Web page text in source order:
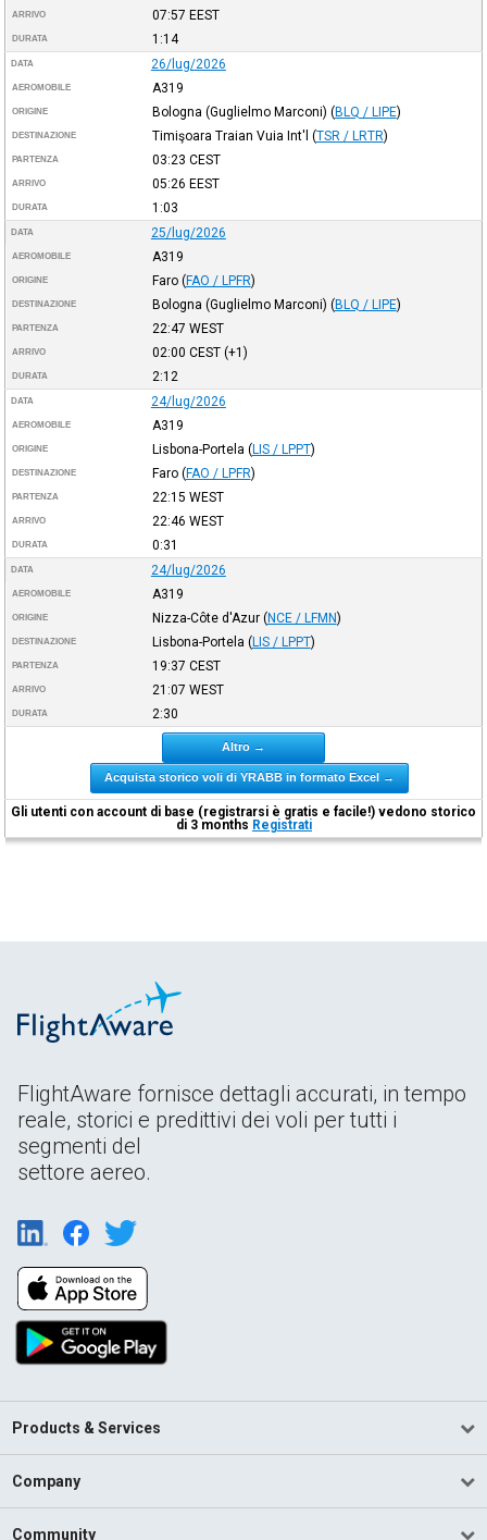
ARRIVO 07:57 EEST
DURATA 1:14
DATA 26/lug/2026
AEROMOBILE A319
ORIGINE Bologna (Guglielmo Marconi) (BLQ / LIPE)
DESTINAZIONE Timişoara Traian Vuia Int'l (TSR / LRTR)
PARTENZA 03:23 CEST
ARRIVO 05:26 EEST
DURATA 1:03
DATA 25/lug/2026
AEROMOBILE A319
ORIGINE Faro (FAO / LPFR)
DESTINAZIONE Bologna (Guglielmo Marconi) (BLQ / LIPE)
PARTENZA 22:47 WEST
ARRIVO 02:00 CEST(+1)
DURATA 2:12
DATA 24/lug/2026
AEROMOBILE A319
ORIGINE Lisbona-Portela (LIS / LPPT)
DESTINAZIONE Faro (FAO / LPFR)
PARTENZA 22:15 WEST
ARRIVO 22:46 WEST
DURATA 0:31
DATA 24/lug/2026
AEROMOBILE A319
ORIGINE Nizza-Côte d'Azur (NCE / LFMN)
DESTINAZIONE Lisbona-Portela (LIS / LPPT)
PARTENZA 19:37 CEST
ARRIVO 21:07 WEST
DURATA 2:30
Altro →
Acquista storico voli di YRABB in formato Excel →
Gli utenti con account di base (registrarsi è gratis e facile!) vedono storico
di 3 months Registrati
FlightAware fornisce dettagli accurati, in tempo
reale, storici e predittivi dei voli per tutti i
segmenti del
settore aereo.
Products & Services
Company
Community